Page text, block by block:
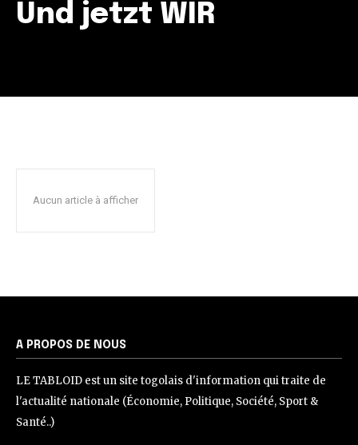
Und jetzt WIR
Aucun article à afficher
A PROPOS DE NOUS
LE TABLOID est un site togolais d'information qui traite de
l'actualité nationale (Économie, Politique, Société, Sport &
Santé..)